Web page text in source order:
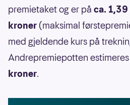
premietaket og er på ca.
kroner (maksimal
med gjeldende kurs på
Andrepremiepotten
kroner.